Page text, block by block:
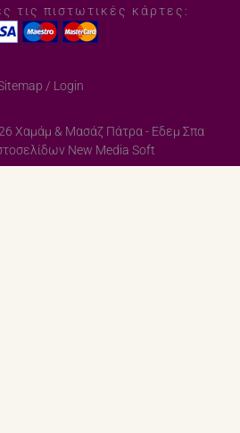
τις πιστωτικές κάρτες:
/ Login
Χαμάμ & Μασάζ Πάτρα - Εδεμ Σπα
New Media Soft